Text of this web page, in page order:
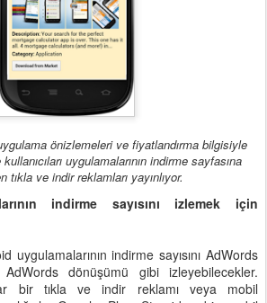
önizlemeleri ve fiyatlandırma bilgisiyle
uygulamalarının indirme sayfasına
tıkla ve indir reklamları yayınlıyor.
indirme sayısını izlemek için
uygulamalarının indirme sayısını AdWords
dönüşümü gibi izleyebilecekler.
bir tıkla ve indir reklamı veya mobil